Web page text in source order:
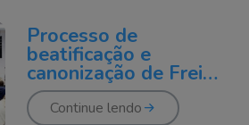
Processo de
beatificação e
canonização de Frei
Egídio é aberto
Continue lendo